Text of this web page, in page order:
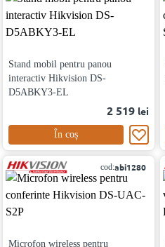
Stand mobil pentru panou
interactiv Hikvision DS-
D5ABKY3-EL
2 519 lei
În coș
cod:abi1280
Microfon wireless pentru